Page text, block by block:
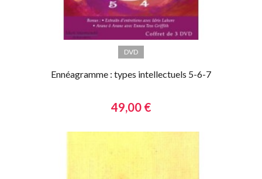
DVD
Ennéagramme : types intellectuels 5-6-7
49,00 €